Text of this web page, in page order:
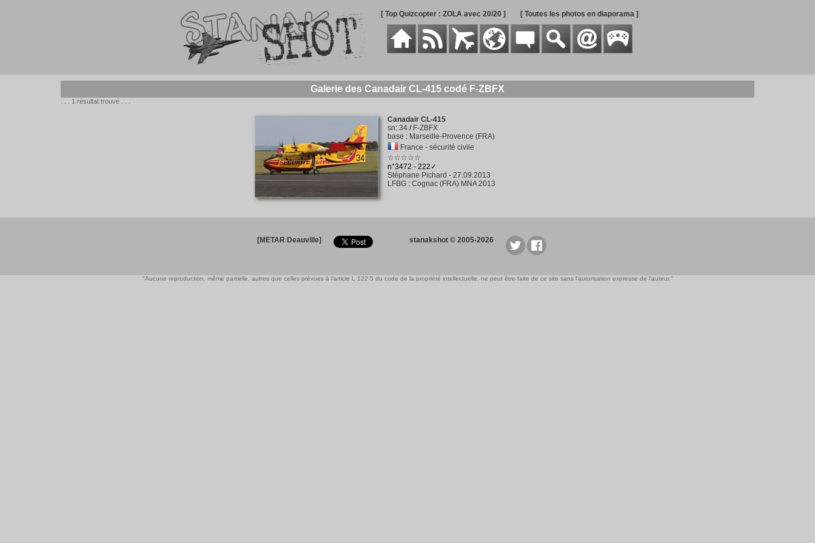
[ Top Quizcopter : ZOLA avec 20/20 ] [ Toutes les photos en diaporama ]
Galerie des Canadair CL-415 codé F-ZBFX
. . . 1 résultat trouvé . . .
Canadair CL-415
sn: 34/ F-ZBFX
base : Marseille-Provence (FRA)
France - sécurité civile
☆☆☆☆☆
n°3472 - 222✓
Stéphane Pichard - 27.09.2013
LFBG: Cognac (FRA) MNA 2013
[METAR Deauville] stanakshot © 2005-2026
"Aucune reproduction, même partielle, autres que celles prévues à l'article L 122-5 du code de la propriété intellectuelle, ne peut être faite de ce site sans l'autorisation expresse de l'auteur."